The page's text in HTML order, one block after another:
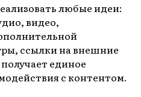
любые идеи:
видео,
ссылки на внешние
единое
с контентом.